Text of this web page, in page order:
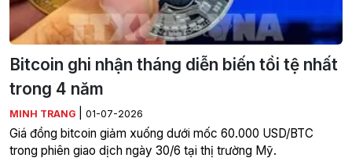
Bitcoin ghi nhận tháng diễn biến tồi tệ nhất
trong 4 năm
MINH TRANG 01-07-2026
Giá đồng bitcoin giảm xuống dưới mốc 60.000 USD/BTC
trong phiên giao dịch ngày 30/6 tại thị trường Mỹ.